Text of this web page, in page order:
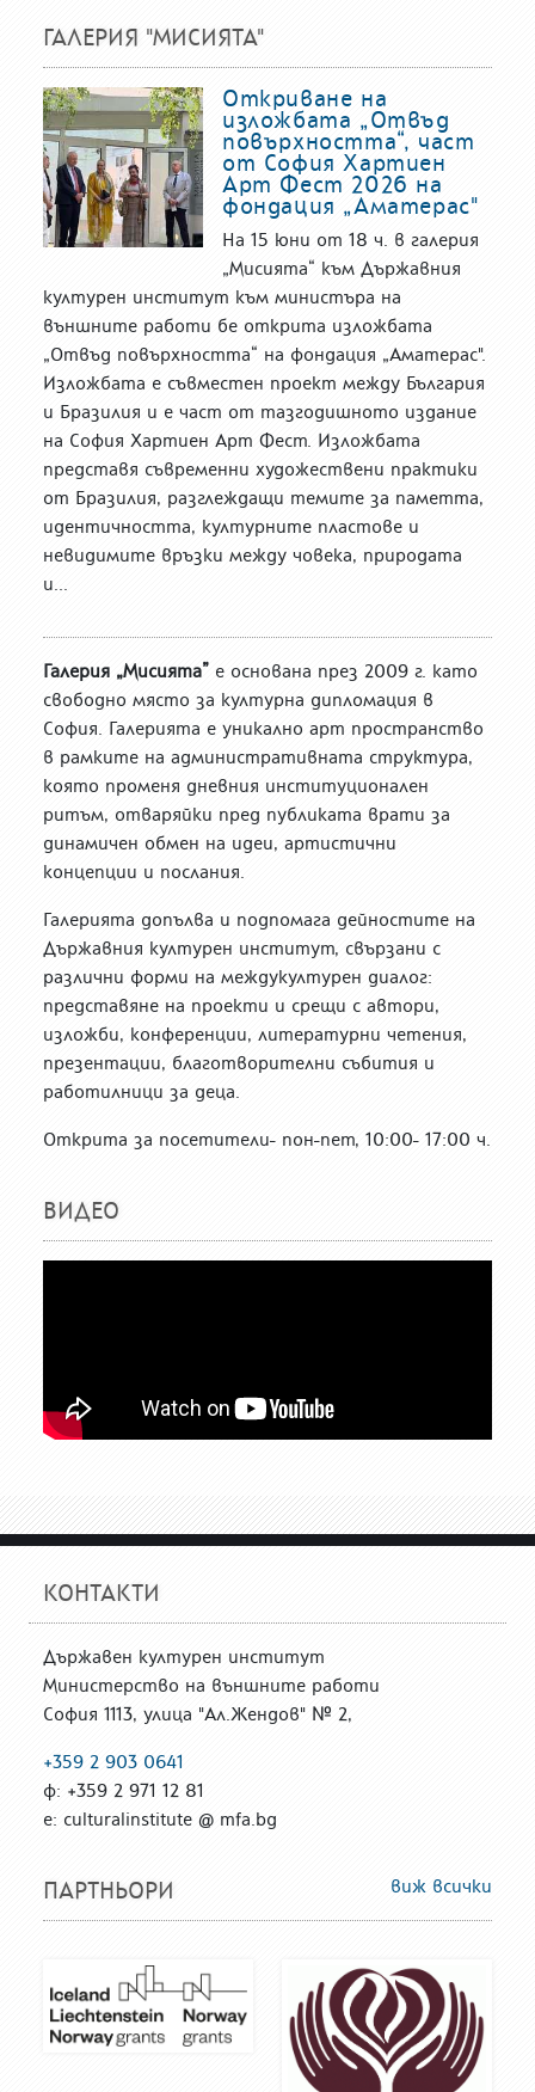
ГАЛЕРИЯ "МИСИЯТА"
Откриване на
изложбата „Отвъд
повърхността“, част
от София Хартиен
Арт Фест 2026 на
фондация „Аматерас"
На 15 юни от 18 ч. в галерия
„Мисията“ към Държавния
културен институт към министъра на
външните работи бе открита изложбата
„Отвъд повърхността“ на фондация „Аматерас".
Изложбата е съвместен проект между България
и Бразилия и е част от тазгодишното издание
на София Хартиен Арт Фест. Изложбата
представя съвременни художествени практики
от Бразилия, разглеждащи темите за паметта,
идентичността, културните пластове и
невидимите връзки между човека, природата
и...
Галерия „Мисията” е основана през 2009 г. като
свободно място за културна дипломация в
София. Галерията е уникално арт пространство
в рамките на административната структура,
която променя дневния институционален
ритъм, отваряйки пред публиката врати за
динамичен обмен на идеи, артистични
концепции и послания.
Галерията допълва и подпомага дейностите на
Държавния културен институт, свързани с
различни форми на междукултурен диалог:
представяне на проекти и срещи с автори,
изложби, конференции, литературни четения,
презентации, благотворителни събития и
работилници за деца.
Открита за посетители- пон-пет, 10:00- 17:00 ч.
ВИДЕО
КОНТАКТИ
Държавен културен институт
Министерство на външните работи
София 1113, улица "Ал.Жендов" № 2,
+359 2 903 0641
ф: +359 2 971 12 81
е: culturalinstitute @ mfa.bg
ПАРТНЬОРИ виж всички